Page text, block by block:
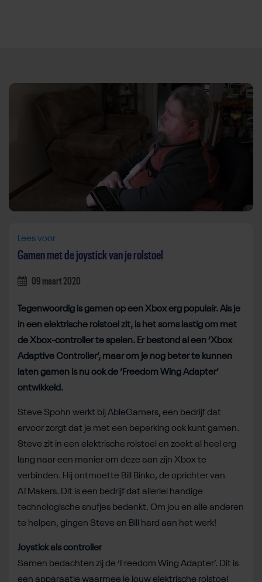
Direct door naar content
Lees voor
Gamen met de joystick van je rolstoel
09 maart 2020
Tegenwoordig is gamen op een Xbox erg populair. Als je
in een elektrische rolstoel zit, is het soms lastig om met
de Xbox-controller te spelen. Er bestond al een ‘Xbox
Adaptive Controller’, maar om je nog beter te kunnen
laten gamen is nu ook de ‘Freedom Wing Adapter’
ontwikkeld.
Steve Spohn werkt bij AbleGamers, een bedrijf dat
ervoor zorgt dat je met een beperking ook kunt gamen.
Steve zit in een elektrische rolstoel en zoekt al heel erg
lang naar een manier om deze aan zijn Xbox te
verbinden. Hij ontmoette Bill Binko, de oprichter van
ATMakers. Dit is een bedrijf dat allerlei handige
technologische snufjes bedenkt. Om jou en alle anderen
te helpen, gingen Steve en Bill hard aan het werk!
Joystick als controller
Samen bedachten zij de ‘Freedom Wing Adapter’. Dit is
een apparaatje waarmee je jouw elektrische rolstoel